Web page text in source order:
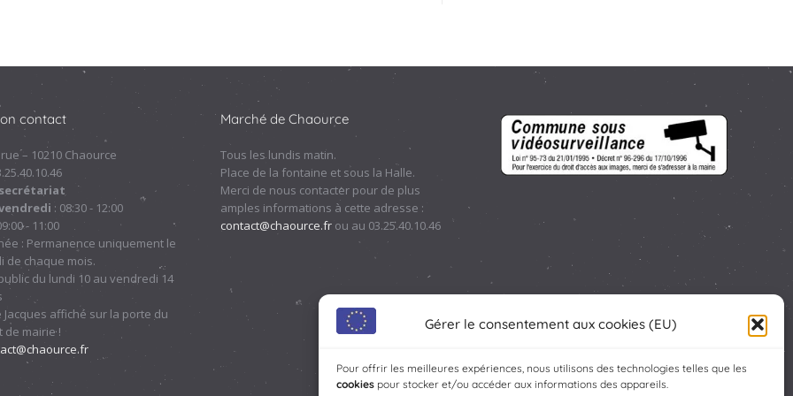
Gérer le consentement aux cookies (EU)
Pour offrir les meilleures expériences, nous utilisons des technologies telles que les
cookies pour stocker et/ou accéder aux informations des appareils.
contact
– 10210 Chaource
: 08:30 - 12:00
- 11:00
: Permanence uniquement le
de chaque mois.
du lundi 10 au vendredi 14
Jacques affiché sur la porte du
de mairie !
Marché de Chaource
Tous les lundis matin.
Place de la fontaine et sous la Halle.
Merci de nous contacter pour de plus
amples informations à cette adresse :
contact@chaource.fr ou au 03.25.40.10.46